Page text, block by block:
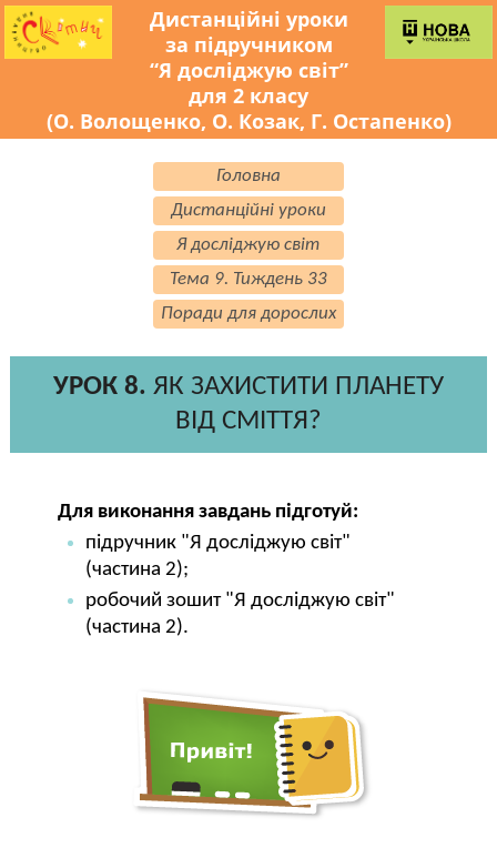
Дистанційні уроки
за підручником
“Я досліджую світ”
для 2 класу
(О. Волощенко, О. Козак, Г. Остапенко)
Головна
Дистанційні уроки
Я досліджую світ
Тема 9. Тиждень 33
Поради для дорослих
УРОК 8. ЯК ЗАХИСТИТИ ПЛАНЕТУ
ВІД СМІТТЯ?
Для виконання завдань підготуй:
підручник "Я досліджую світ"
(частина 2);
робочий зошит "Я досліджую світ"
(частина 2).